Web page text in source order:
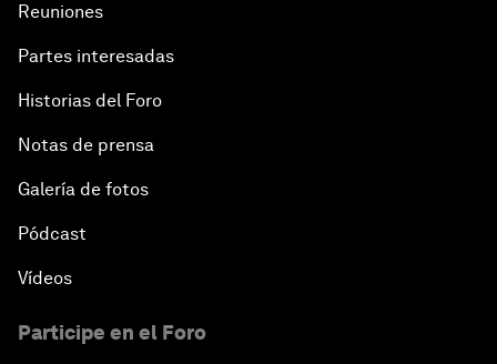
Reuniones
Partes interesadas
Historias del Foro
Notas de prensa
Galería de fotos
Pódcast
Vídeos
Participe en el Foro